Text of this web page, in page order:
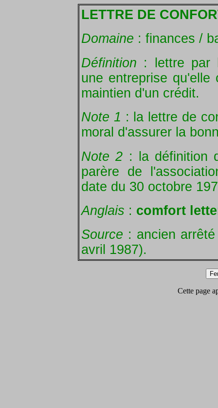
LETTRE DE
Domaine : finances /
Définition : lettre par
une entreprise
maintien d'un crédit.
Note 1 : la lettre de
moral d'assurer la
Note 2 : la définition
parère de
date du 30 octobre
Anglais : comfort
Source : ancien
avril 1987).
Cette page